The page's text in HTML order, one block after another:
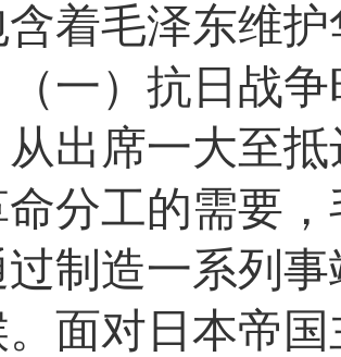
着毛泽东维
（一）抗日战
从出席一大至
分工的需要
过制造一系列
面对日本帝